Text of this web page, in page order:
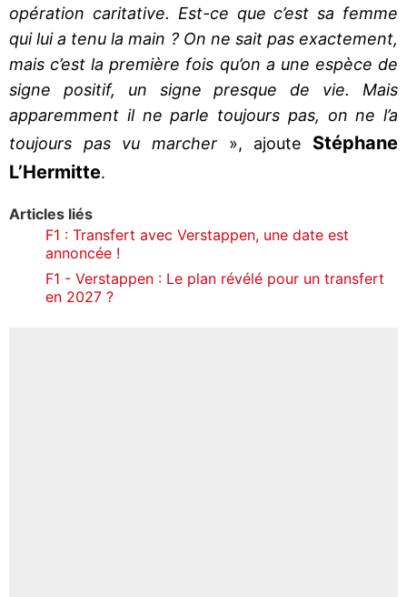
opération caritative. Est-ce que c’est sa femme
qui lui a tenu la main ? On ne sait pas exactement,
mais c’est la première fois qu’on a une espèce de
signe positif, un signe presque de vie. Mais
apparemment il ne parle toujours pas, on ne l’a
toujours pas vu marcher », ajoute Stéphane
L’Hermitte.
Articles liés
F1 : Transfert avec Verstappen, une date est
annoncée !
F1 - Verstappen : Le plan révélé pour un transfert
en 2027 ?